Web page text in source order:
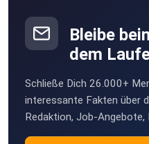
Bleibe
dem
Schließe Dich 26.000+
interessante Fakten über
Redaktion, Job-Angebote,